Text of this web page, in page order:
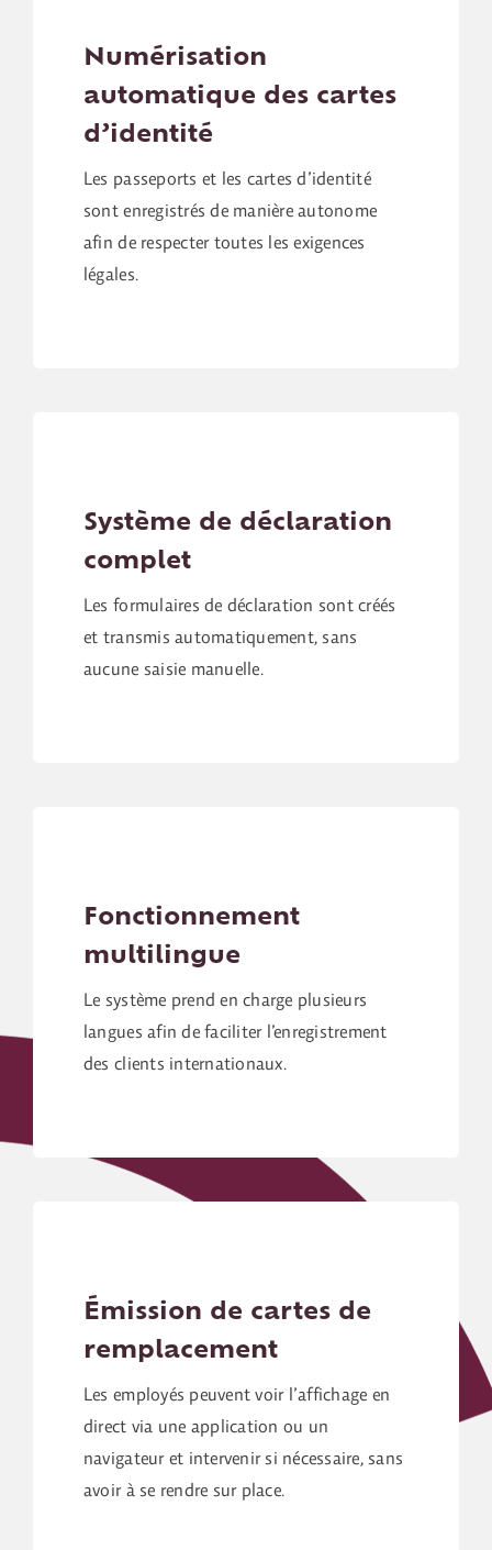
Numérisation
automatique des cartes
d’identité
Les passeports et les cartes d’identité
sont enregistrés de manière autonome
afin de respecter toutes les exigences
légales.
Système de déclaration
complet
Les formulaires de déclaration sont créés
et transmis automatiquement, sans
aucune saisie manuelle.
Fonctionnement
multilingue
Le système prend en charge plusieurs
langues afin de faciliter l’enregistrement
des clients internationaux.
Émission de cartes de
remplacement
Les employés peuvent voir l’affichage en
direct via une application ou un
navigateur et intervenir si nécessaire, sans
avoir à se rendre sur place.